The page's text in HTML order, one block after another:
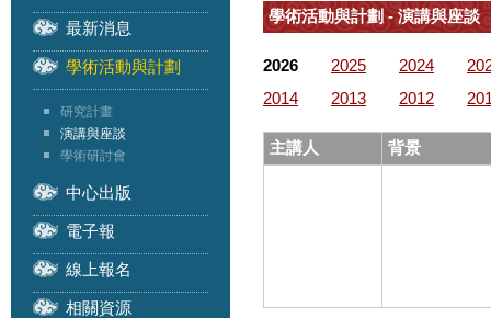
最新消息
學術活動與計劃
研究計畫
演講與座談
學術研討會
中心出版
電子報
線上報名
相關資源
學術活動與計劃 - 演講與座談
2026 2025 2024
2014
2013 2012
主講人 背景